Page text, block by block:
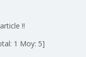
!!
1 Moy: 5]